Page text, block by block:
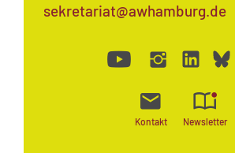
sekretariat@awhamburg.de
Kontakt Newsletter